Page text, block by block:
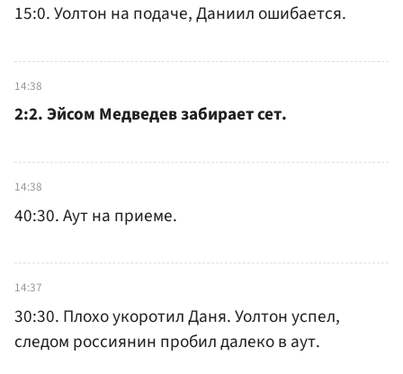
15:0. Уолтон на подаче, Даниил ошибается.
14:38
2:2. Эйсом Медведев забирает сет.
14:38
40:30. Аут на приеме.
14:37
30:30. Плохо укоротил Даня. Уолтон успел,
следом россиянин пробил далеко в аут.